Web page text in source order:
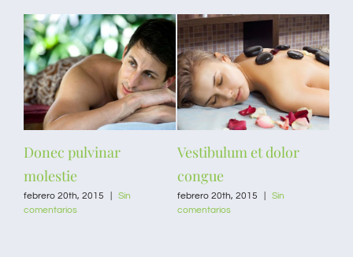
Donec pulvinar
molestie
febrero 20th, 2015
Sin
comentarios
Vestibulum et dolor
congue
febrero 20th, 2015
Sin
comentarios